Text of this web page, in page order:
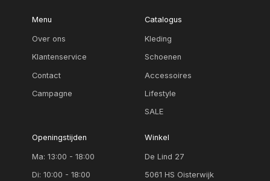
Menu
Over ons
Klantenservice
Contact
Campagne
Catalogus
Kleding
Schoenen
Accessoires
Lifestyle
SALE
Openingstijden
Ma: 13:00 - 18:00
Di: 10:00 - 18:00
Winkel
De Lind 27
5061 HS Oisterwijk